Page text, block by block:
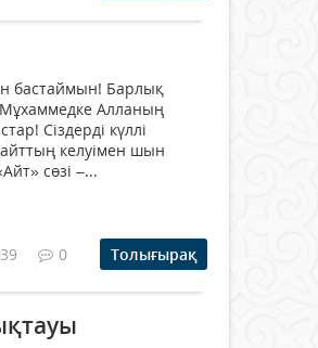
бастаймын! Бар­­лық
Алланың
Сіздерді күллі
келуімен шын
сөзі –...
0 Толығырақ